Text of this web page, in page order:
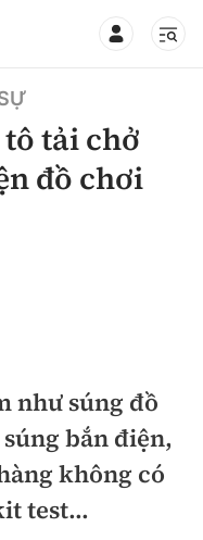
tải chở
đồ chơi
như súng đồ
bắn điện,
không có
test...